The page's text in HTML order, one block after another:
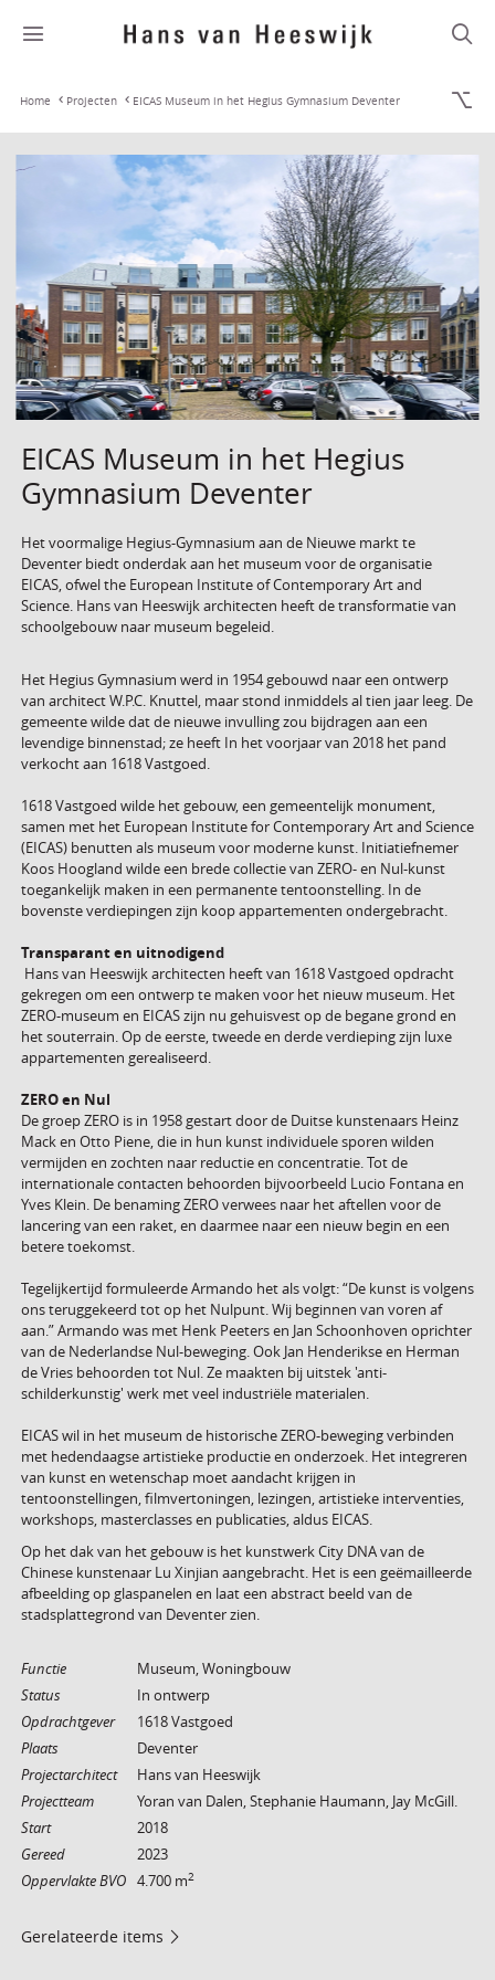
Home Projecten EICAS Museum in het Hegius Gymnasium Deventer
EICAS Museum in het Hegius
Gymnasium Deventer
Het voormalige Hegius-Gymnasium aan de Nieuwe markt te
Deventer biedt onderdak aan het museum voor de organisatie
EICAS, ofwel the European Institute of Contemporary Art and
Science. Hans van Heeswijk architecten heeft de transformatie van
schoolgebouw naar museum begeleid.
Het Hegius Gymnasium werd in 1954 gebouwd naar een ontwerp
van architect W.P.C. Knuttel, maar stond inmiddels al tien jaar leeg. De
gemeente wilde dat de nieuwe invulling zou bijdragen aan een
levendige binnenstad; ze heeft In het voorjaar van 2018 het pand
verkocht aan 1618 Vastgoed.
1618 Vastgoed wilde het gebouw, een gemeentelijk monument,
samen met het European Institute for Contemporary Art and Science
(EICAS) benutten als museum voor moderne kunst. Initiatiefnemer
Koos Hoogland wilde een brede collectie van ZERO- en Nul-kunst
toegankelijk maken in een permanente tentoonstelling. In de
bovenste verdiepingen zijn koop appartementen ondergebracht.
Transparant en uitnodigend
Hans van Heeswijk architecten heeft van 1618 Vastgoed opdracht
gekregen om een ontwerp te maken voor het nieuw museum. Het
ZERO-museum en EICAS zijn nu gehuisvest op de begane grond en
het souterrain.Op de eerste, tweede en derde verdieping zijn luxe
appartementen gerealiseerd.
ZERO en Nul
De groep ZERO is in 1958 gestart door de Duitse kunstenaars Heinz
Mack en Otto Piene, die in hun kunst individuele sporen wilden
vermijden en zochten naar reductie en concentratie. Tot de
internationale contacten behoorden bijvoorbeeld Lucio Fontana en
Yves Klein. De benaming ZERO verwees naar het aftellen voor de
lancering van een raket, en daarmee naar een nieuw begin en een
betere toekomst.
Tegelijkertijd formuleerde Armando het als volgt: “De kunst is volgens
ons teruggekeerd tot op het Nulpunt. Wij beginnen van voren af
aan.” Armando was met Henk Peeters en Jan Schoonhoven oprichter
van de Nederlandse Nul-beweging. Ook Jan Henderikse en Herman
de Vries behoorden tot Nul. Ze maakten bij uitstek 'anti-
schilderkunstig' werk met veel industriële materialen.
EICAS wil in het museum de historische ZERO-beweging verbinden
met hedendaagse artistieke productie en onderzoek. Het integreren
van kunst en wetenschap moet aandacht krijgen in
tentoonstellingen, filmvertoningen, lezingen, artistieke interventies,
workshops, masterclasses en publicaties, aldus EICAS.
Op het dak van het gebouw is het kunstwerk City DNA van de
Chinese kunstenaar Lu Xinjian aangebracht. Het is een geëmailleerde
afbeelding op glaspanelen en laat een abstract beeld van de
stadsplattegrond van Deventer zien.
Functie
Museum, Woningbouw
Status
In ontwerp
Opdrachtgever
1618 Vastgoed
Plaats
Deventer
Projectarchitect
Hans van Heeswijk
Projectteam
Yoran van Dalen, Stephanie Haumann, Jay McGill.
Start
2018
Gereed
2023
Oppervlakte BVO 4.700 m2
Gerelateerde items